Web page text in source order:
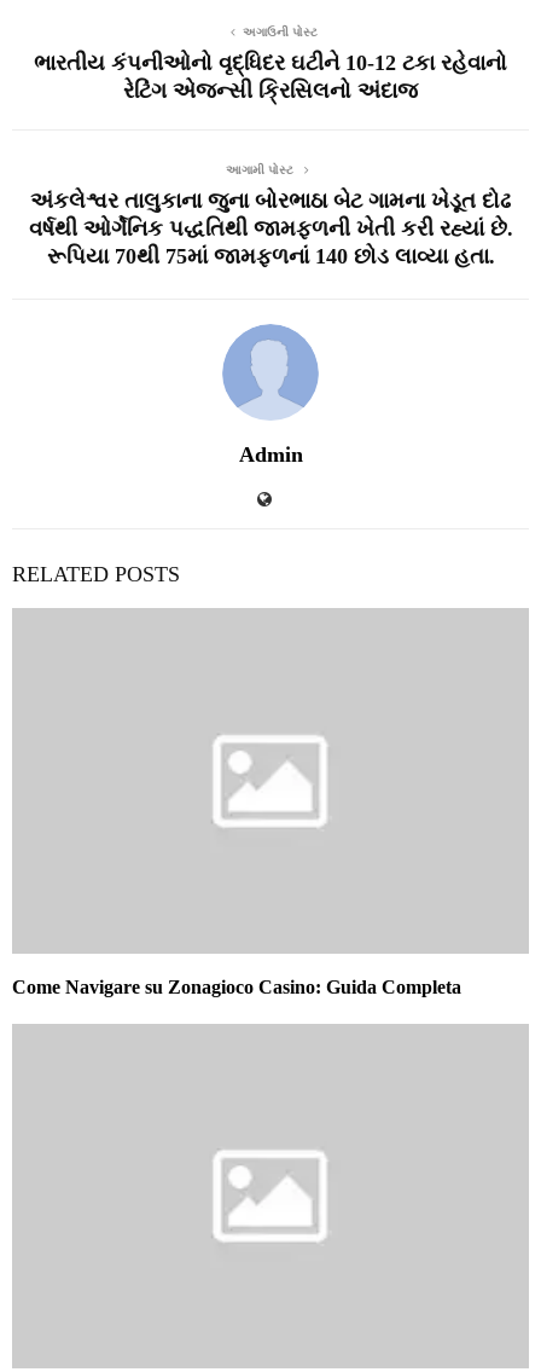
અગાઉની પોસ્ટ
ભારતીય કંપનીઓનો વૃદ્ધિદર ઘટીને 10-12 ટકા રહેવાનો
રેટિંગ એજન્સી ક્રિસિલનો અંદાજ
આગામી પોસ્ટ
અંકલેશ્વર તાલુકાના જુના બોરભાઠા બેટ ગામના ખેડૂત દોઢ
વર્ષથી ઓર્ગેનિક પદ્ધતિથી જામફળની ખેતી કરી રહ્યાં છે.
રૂપિયા 70થી 75માં જામફળનાં 140 છોડ લાવ્યા હતા.
Admin
RELATED POSTS
Come Navigare su Zonagioco Casino: Guida Completa